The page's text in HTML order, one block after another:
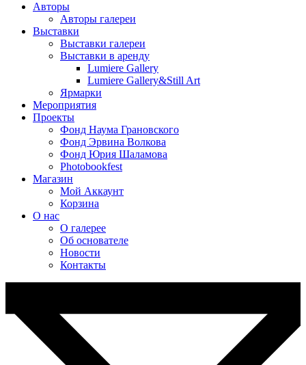
Авторы
Авторы галереи
Выставки
Выставки галереи
Выставки в аренду
Lumiere Gallery
Lumiere Gallery&Still Art
Ярмарки
Мероприятия
Проекты
Фонд Наума Грановского
Фонд Эрвина Волкова
Фонд Юрия Шаламова
Photobookfest
Магазин
Мой Аккаунт
Корзина
О нас
О галерее
Об основателе
Новости
Контакты